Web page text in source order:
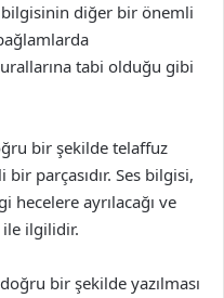
bilgisinin diğer bir önemli
tabi olduğu gibi
bir şekilde telaffuz
parçasıdır. Ses bilgisi,
hecelere ayrılacağı ve
ilgilidir.
bir şekilde yazılması